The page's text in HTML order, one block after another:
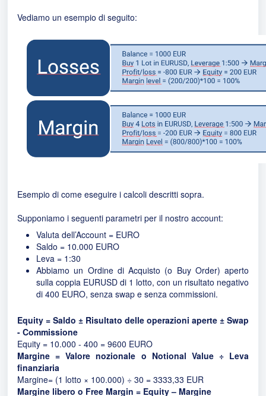
Vediamo un esempio di seguito:
Esempio di come eseguire i calcoli descritti sopra.
Supponiamo i seguenti parametri per il nostro account:
Valuta dell’Account = EURO
Saldo = 10.000 EURO
Leva = 1:30
Abbiamo un Ordine di Acquisto (o Buy Order) aperto
sulla coppia EURUSD di 1 lotto, con un risultato negativo
di 400 EURO, senza swap e senza commissioni.
Equity = Saldo ± Risultato delle operazioni aperte ± Swap
- Commissione
Equity = 10.000 - 400 = 9600 EURO
Margine = Valore nozionale o Notional Value ÷ Leva
finanziaria
Margine= (1 lotto × 100.000) ÷ 30 = 3333,33 EUR
Margine libero o Free Margin = Equity – Margine